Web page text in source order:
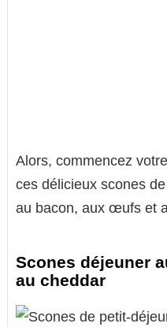
Alors, commencez
ces délicieux scones
au bacon, aux œufs et
Scones déjeuner
au cheddar